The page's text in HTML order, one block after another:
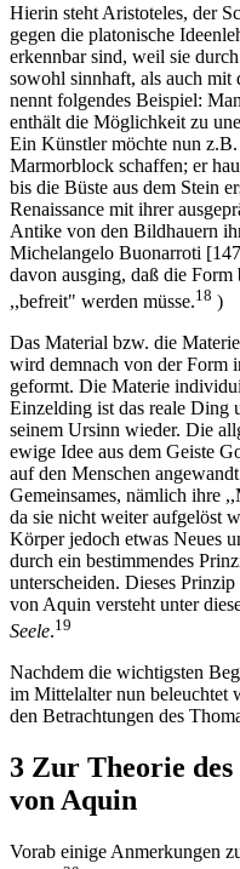
Hierin steht Aristoteles, der
gegen die platonische
erkennbar sind, weil sie
sowohl sinnhaft, als auch mit
nennt folgendes Beispiel:
enthält die Möglichkeit zu
Ein Künstler möchte nun
Marmorblock schaffen; er
bis die Büste aus dem Stein
Renaissance mit ihrer
Antike von den Bildhauern
Michelangelo Buonarroti
davon ausging, daß die
,,befreit" werden müsse.18 )
Das Material bzw. die
wird demnach von der Form
geformt. Die Materie
Einzelding ist das reale Ding
seinem Ursinn wieder. Die
ewige Idee aus dem Geiste
auf den Menschen
Gemeinsames, nämlich ihre
da sie nicht weiter aufgelöst
Körper jedoch etwas Neues
durch ein bestimmendes
unterscheiden. Dieses
von Aquin versteht unter
Seele.19
Nachdem die wichtigsten
im Mittelalter nun beleuchtet
den Betrachtungen des
3 Zur Theorie des
von Aquin
Vorab einige Anmerkungen